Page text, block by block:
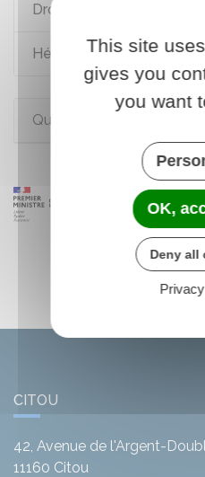
Droits de succession et
Héritage : ordre et droits
Questions ? Réponses !
CITOU
42, Avenue de l'Argent-
11160 Citou
This site
gives you
you want
OK,
Deny all